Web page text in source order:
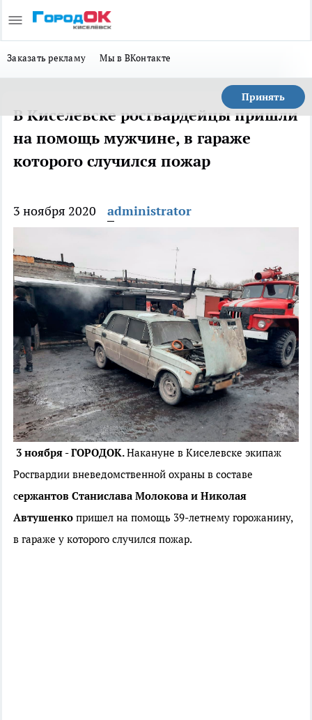
Заказать рекламу Мы в ВКонтакте
Принять
В Киселевске росгвардейцы пришли
на помощь мужчине, в гараже
которого случился пожар
3 ноября 2020 administrator
3 ноября - ГОРОДОК.Накануне в Киселевске экипаж
Росгвардии вневедомственной охраны в составе
сержантов Станислава Молокова и Николая
Автушенко пришел на помощь 39-летнему горожанину,
в гараже у которого случился пожар.